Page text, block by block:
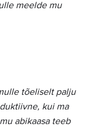
meelde mu
tõeliselt palju
kui ma
abikaasa teeb